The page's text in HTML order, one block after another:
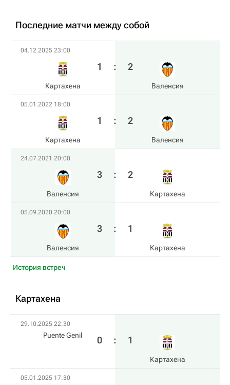
Последние матчи между собой
04.12.2025 23:00
Картахена
1 : 2
Валенсия
05.01.2022 18:00
Картахена
1 : 2
Валенсия
24.07.2021 20:00
Валенсия
3 : 2
Картахена
05.09.2020 20:00
Валенсия
3 : 1
Картахена
История встреч
Картахена
29.10.2025 22:30
Puente Genil 0 : 1
Картахена
05.01.2025 17:30